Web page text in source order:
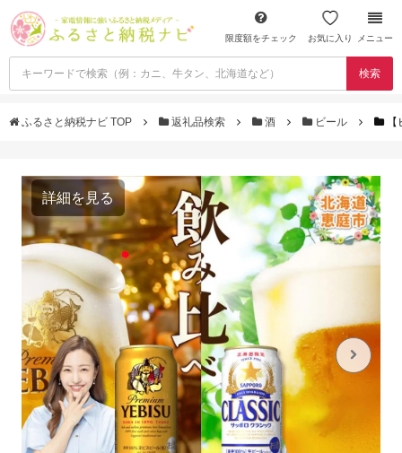
限度額をチェック お気に入り メニュー
検索
ふるさと納税ナビ TOP 返礼品検索 酒 ビール
詳細を見る